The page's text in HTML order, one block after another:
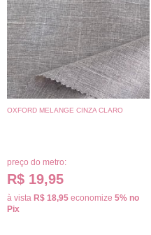
OXFORD MELANGE CINZA CLARO
preço do metro:
R$ 19,95
à vista R$ 18,95 economize 5% no
Pix